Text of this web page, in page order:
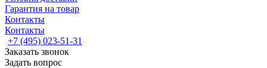
Гарантия на товар
Контакты
Контакты
+7 (495) 023-51-31
Заказать звонок
Задать вопрос